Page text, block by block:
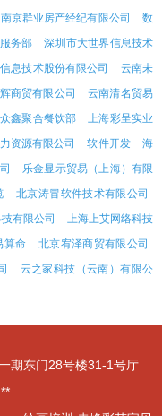
南京群业房产经纪有限公司
数
务部
深圳市大世界信息技术
息技术股份有限公司
云南未
商贸有限公司
云南清名贸易
鑫聚合餐饮部
上海彩呈实业
资源有限公司 软件开发
海
乐金显示贸易（上海）有限
北京涛冒软件技术有限公司
有限公司
上海上艾网络科技
算命
北京宥泽商贸有限公司
云之家科技（云南）有限公
期东门28号楼31-1号厅